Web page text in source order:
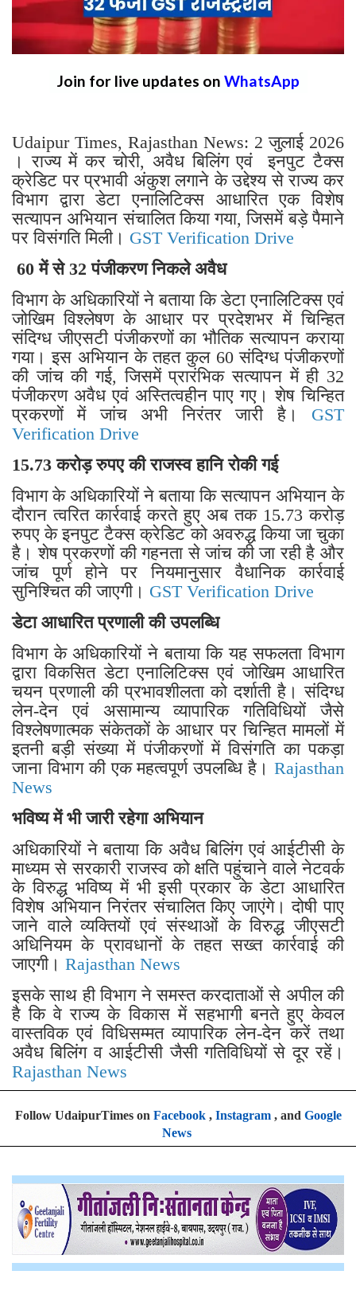
Join for live updates on WhatsApp
Udaipur Times, Rajasthan News: 2 जुलाई 2026
। राज्य में कर चोरी, अवैध बिलिंग एवं इनपुट टैक्स
क्रेडिट पर प्रभावी अंकुश लगाने के उद्देश्य से राज्य कर
विभाग द्वारा डेटा एनालिटिक्स आधारित एक विशेष
सत्यापन अभियान संचालित किया गया, जिसमें बड़े पैमाने
पर विसंगति मिली। GST Verification Drive
60 में से 32 पंजीकरण निकले अवैध
विभाग के अधिकारियों ने बताया कि डेटा एनालिटिक्स एवं
जोखिम विश्लेषण के आधार पर प्रदेशभर में चिन्हित
संदिग्ध जीएसटी पंजीकरणों का भौतिक सत्यापन कराया
गया। इस अभियान के तहत कुल 60 संदिग्ध पंजीकरणों
की जांच की गई, जिसमें प्रारंभिक सत्यापन में ही 32
पंजीकरण अवैध एवं अस्तित्वहीन पाए गए। शेष चिन्हित
प्रकरणों में जांच अभी निरंतर जारी है। GST
Verification Drive
15.73 करोड़ रुपए की राजस्व हानि रोकी गई
विभाग के अधिकारियों ने बताया कि सत्यापन अभियान के
दौरान त्वरित कार्रवाई करते हुए अब तक 15.73 करोड़
रुपए के इनपुट टैक्स क्रेडिट को अवरुद्ध किया जा चुका
है। शेष प्रकरणों की गहनता से जांच की जा रही है और
जांच पूर्ण होने पर नियमानुसार वैधानिक कार्रवाई
सुनिश्चित की जाएगी। GST Verification Drive
डेटा आधारित प्रणाली की उपलब्धि
विभाग के अधिकारियों ने बताया कि यह सफलता विभाग
द्वारा विकसित डेटा एनालिटिक्स एवं जोखिम आधारित
चयन प्रणाली की प्रभावशीलता को दर्शाती है। संदिग्ध
लेन-देन एवं असामान्य व्यापारिक गतिविधियों जैसे
विश्लेषणात्मक संकेतकों के आधार पर चिन्हित मामलों में
इतनी बड़ी संख्या में पंजीकरणों में विसंगति का पकड़ा
जाना विभाग की एक महत्वपूर्ण उपलब्धि है। Rajasthan
News
भविष्य में भी जारी रहेगा अभियान
अधिकारियों ने बताया कि अवैध बिलिंग एवं आईटीसी के
माध्यम से सरकारी राजस्व को क्षति पहुंचाने वाले नेटवर्क
के विरुद्ध भविष्य में भी इसी प्रकार के डेटा आधारित
विशेष अभियान निरंतर संचालित किए जाएंगे। दोषी पाए
जाने वाले व्यक्तियों एवं संस्थाओं के विरुद्ध जीएसटी
अधिनियम के प्रावधानों के तहत सख्त कार्रवाई की
जाएगी। Rajasthan News
इसके साथ ही विभाग ने समस्त करदाताओं से अपील की
है कि वे राज्य के विकास में सहभागी बनते हुए केवल
वास्तविक एवं विधिसम्मत व्यापारिक लेन-देन करें तथा
अवैध बिलिंग व आईटीसी जैसी गतिविधियों से दूर रहें।
Rajasthan News
Follow UdaipurTimes on Facebook, Instagram, and Google
News